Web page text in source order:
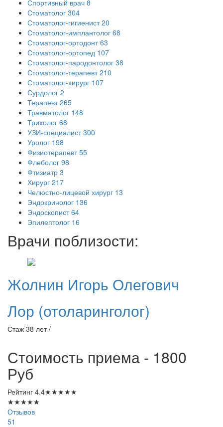
Спортивный врач 8
Стоматолог 304
Стоматолог-гигиенист 20
Стоматолог-имплантолог 68
Стоматолог-ортодонт 63
Стоматолог-ортопед 107
Стоматолог-пародонтолог 38
Стоматолог-терапевт 210
Стоматолог-хирург 107
Сурдолог 2
Терапевт 265
Травматолог 148
Трихолог 68
УЗИ-специалист 300
Уролог 198
Физиотерапевт 55
Флеболог 98
Фтизиатр 3
Хирург 217
Челюстно-лицевой хирург 13
Эндокринолог 136
Эндоскопист 64
Эпилептолог 16
Врачи поблизости:
Жолнин Игорь Олегович
Лор (отоларинголог)
Стаж 38 лет /
Стоимость приема - 1800
Руб
Рейтинг 4.4★★★★★
★★★★★
Отзывов
51